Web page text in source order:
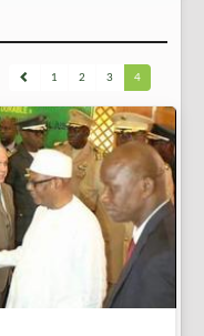
1 2 3 4